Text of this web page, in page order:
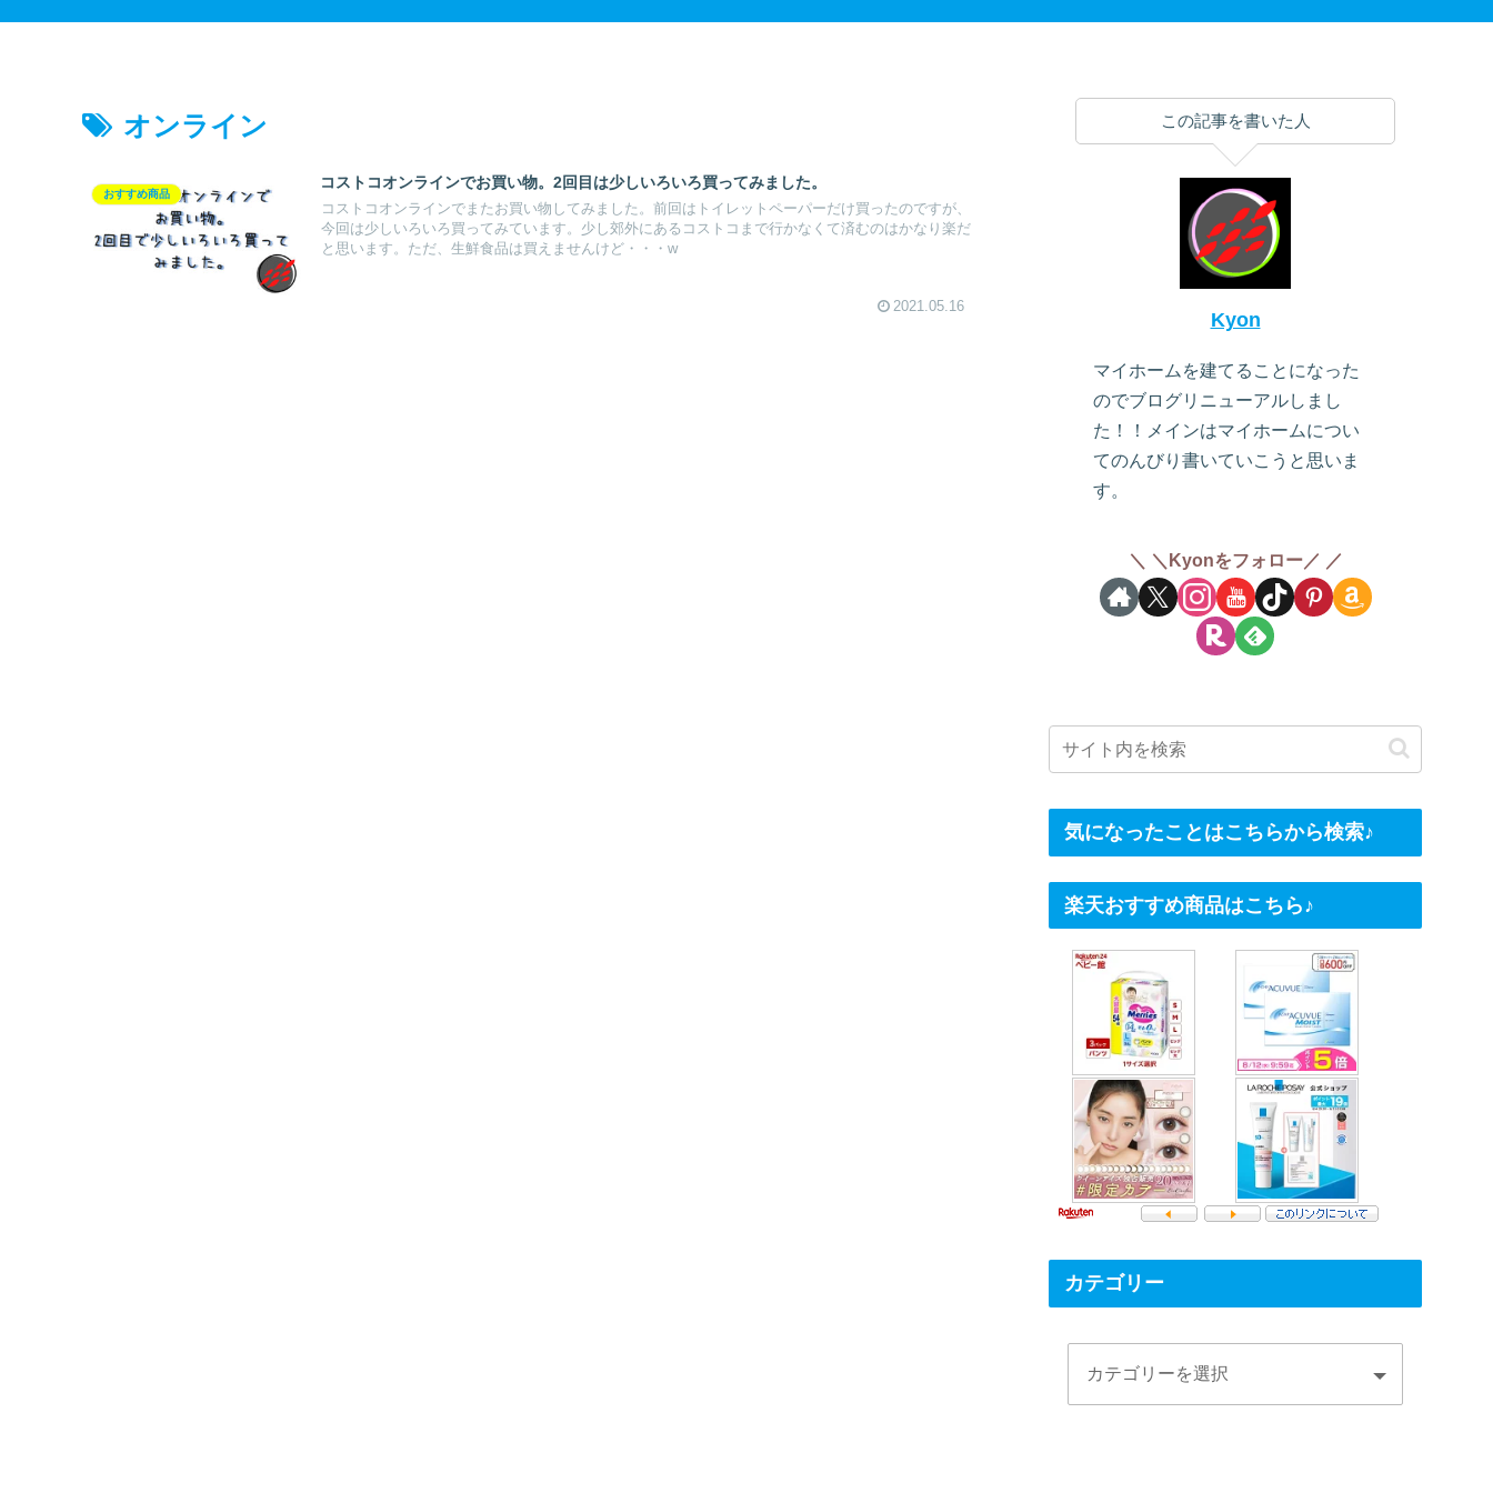
オンライン
おすすめ商品
コストコオンラインでお買い物。2回目は少しいろいろ買ってみました。
コストコオンラインでまたお買い物してみました。前回はトイレットペーパーだけ買ったのですが、
今回は少しいろいろ買ってみています。少し郊外にあるコストコまで行かなくて済むのはかなり楽だ
と思います。ただ、生鮮食品は買えませんけど・・・w
2021.05.16
この記事を書いた人
Kyon
マイホームを建てることになった
のでブログリニューアルしまし
た！！メインはマイホームについ
てのんびり書いていこうと思いま
す。
＼Kyonをフォロー／
気になったことはこちらから検索♪
楽天おすすめ商品はこちら♪
カテゴリー